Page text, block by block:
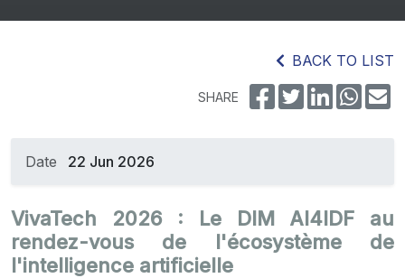
BACK TO LIST
SHARE
Date 22 Jun 2026
VivaTech 2026 : Le DIM AI4IDF au
rendez-vous de l'écosystème de
l'intelligence artificielle